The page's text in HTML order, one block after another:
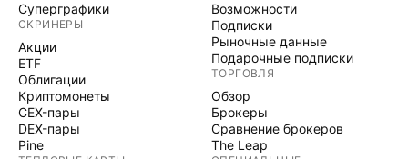
Суперграфики
СКРИНЕРЫ
Акции
ETF
Облигации
Криптомонеты
CEX-пары
DEX-пары
Pine
Возможности
Подписки
Рыночные данные
Подарочные подписки
ТОРГОВЛЯ
Обзор
Брокеры
Сравнение брокеров
The Leap